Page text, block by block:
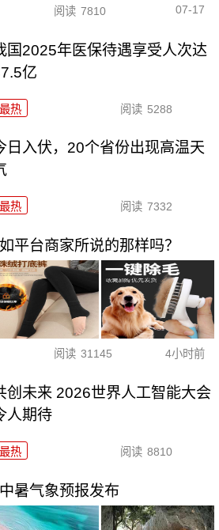
阅读 7810 07-17
国2025年医保待遇享受人次达
亿
最热 阅读 5288
日入伏，20个省份出现高温天
最热 阅读 7332
平台商家所说的那样吗？
阅读 31145 4小时前
创未来 2026世界人工智能大会
人期待
最热 阅读 8810
暑气象预报发布